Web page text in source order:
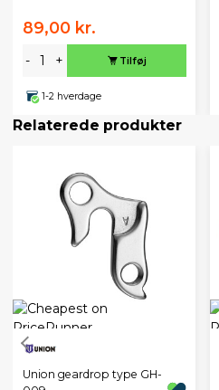
89,00 kr.
- + Tilføj
1-2 hverdage
Relaterede produkter
Union geardrop type GH-